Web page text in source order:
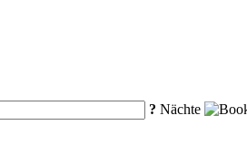
? Nächte